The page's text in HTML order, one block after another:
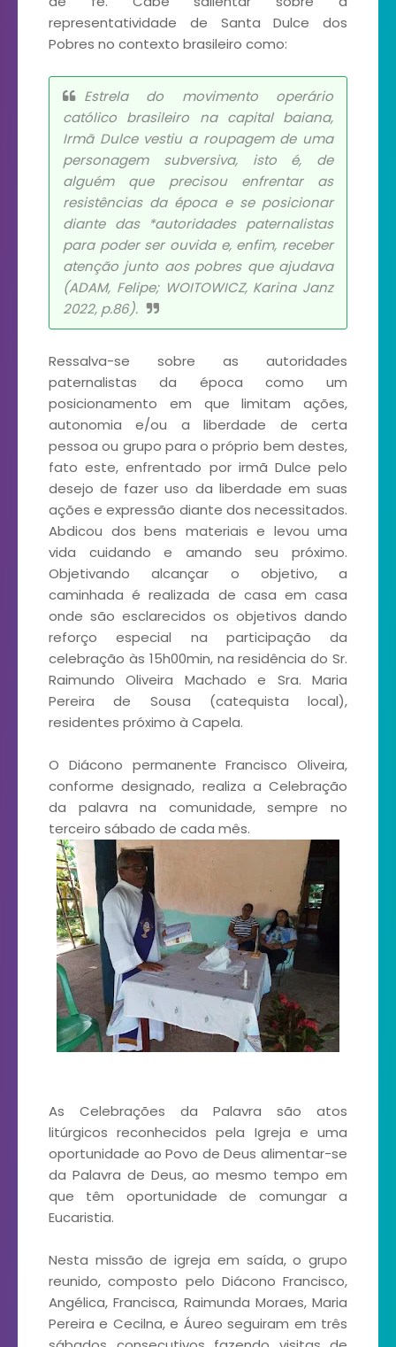
representatividade de Santa Dulce dos
Pobres no contexto brasileiro como:
Estrela do movimento operário
católico brasileiro na capital baiana,
Irmã Dulce vestiu a roupagem de uma
personagem subversiva, isto é, de
alguém que precisou enfrentar as
resistências da época e se posicionar
diante das *autoridades paternalistas
para poder ser ouvida e, enfim, receber
atenção junto aos pobres que ajudava
(ADAM, Felipe; WOITOWICZ, Karina Janz
2022, p.86).
Ressalva-se sobre as autoridades
paternalistas da época como um
posicionamento em que limitam ações,
autonomia e/ou a liberdade de certa
pessoa ou grupo para o próprio bem destes,
fato este, enfrentado por irmã Dulce pelo
desejo de fazer uso da liberdade em suas
ações e expressão diante dos necessitados.
Abdicou dos bens materiais e levou uma
vida cuidando e amando seu próximo.
Objetivando alcançar o objetivo, a
caminhada é realizada de casa em casa
onde são esclarecidos os objetivos dando
reforço especial na participação da
celebração às 15h00min, na residência do Sr.
Raimundo Oliveira Machado e Sra. Maria
Pereira de Sousa (catequista local),
residentes próximo à Capela.
O Diácono permanente Francisco Oliveira,
conforme designado, realiza a Celebração
da palavra na comunidade, sempre no
terceiro sábado de cada mês.
As Celebrações da Palavra são atos
litúrgicos reconhecidos pela Igreja e uma
oportunidade ao Povo de Deus alimentar-se
da Palavra de Deus, ao mesmo tempo em
que têm oportunidade de comungar a
Eucaristia.
Nesta missão de igreja em saída, o grupo
reunido, composto pelo Diácono Francisco,
Angélica, Francisca, Raimunda Moraes, Maria
Pereira e Cecilna, e Áureo seguiram em três